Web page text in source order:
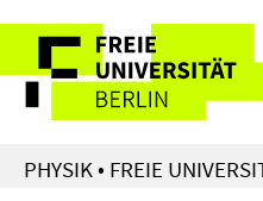
direkt
zu
Inhalt
Service-
Navigation
PHYSIK • FREIE